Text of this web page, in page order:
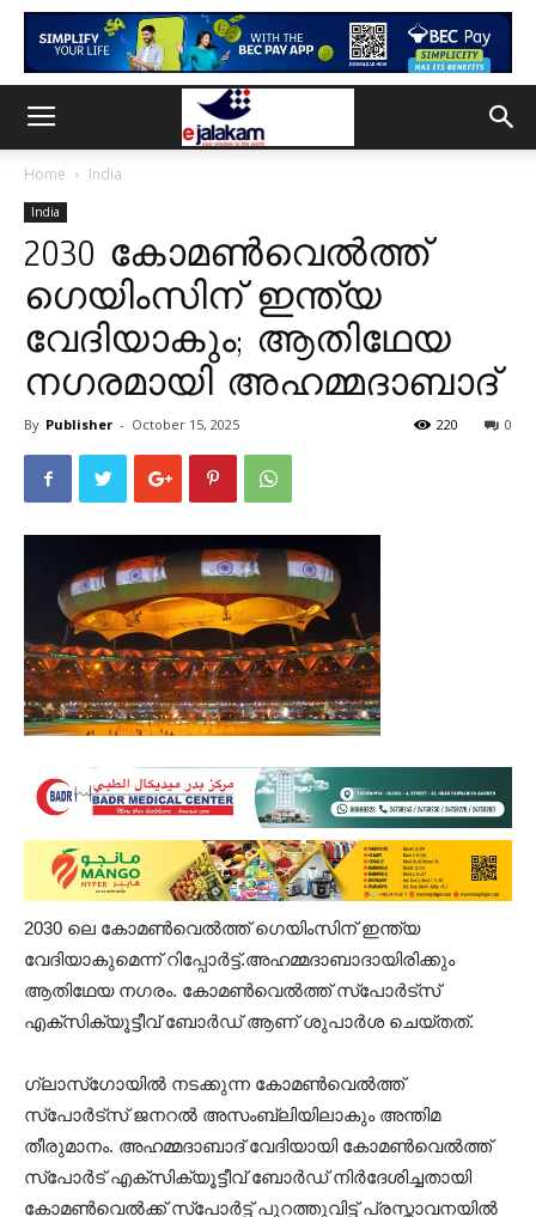
Home India
India
2030 കോമണ്‍വെല്‍ത്ത്
ഗെയിംസിന് ഇന്ത്യ
വേദിയാകും; ആതിഥേയ
നഗരമായി അഹമ്മദാബാദ്
By Publisher - October 15, 2025 0
220
2030 ലെ കോമണ്‍വെല്‍ത്ത് ഗെയിംസിന് ഇന്ത്യ
വേദിയാകുമെന്ന് റിപ്പോർട്ട്.അഹമ്മദാബാദായിരിക്കും
ആതിഥേയ നഗരം. കോമണ്‍വെല്‍ത്ത് സ്‌പോര്‍ട്‌സ്
എക്‌സിക്യൂട്ടീവ് ബോര്‍ഡ് ആണ് ശുപാര്‍ശ ചെയ്തത്.
ഗ്ലാസ്‌ഗോയില്‍ നടക്കുന്ന കോമണ്‍വെല്‍ത്ത്
സ്‌പോര്‍ട്‌സ് ജനറല്‍ അസംബ്ലിയിലാകും അന്തിമ
തീരുമാനം. അഹമ്മദാബാദ് വേദിയായി കോമൺവെൽത്ത്
സ്പോർട് എക്സിക്യൂട്ടീവ് ബോർഡ് നിർദേശിച്ചതായി
കോമൺവെൽക്ക് സ്പോർട്ട് പുറത്തുവിട്ട് പ്രസ്താവനയിൽ